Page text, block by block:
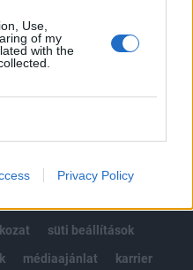
Use,
of my
with the
Privacy Policy
BEJELENTKEZÉS
süti beállítások
médiaajánlat karrier